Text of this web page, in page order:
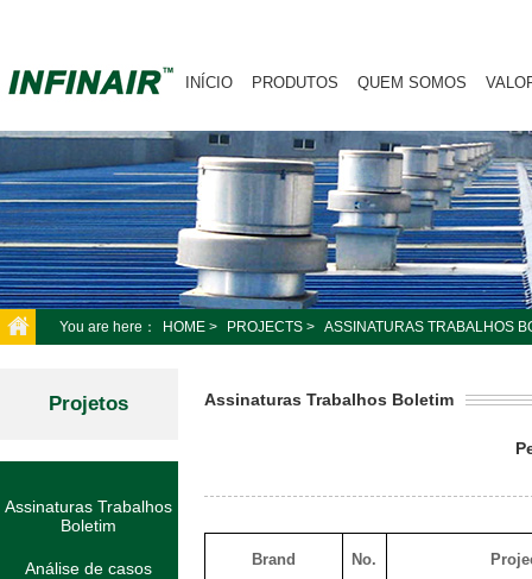
INÍCIO PRODUTOS QUEM SOMOS
You are here： HOME > PROJECTS > ASSINATURAS TRABALHOS
Projetos
Assinaturas Trabalhos
Boletim
Análise de casos
Assinaturas Trabalhos Boletim
Brand No.